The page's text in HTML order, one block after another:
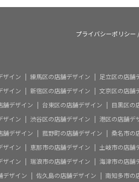
プライバシーポリシー
ザイン 練馬区の店舗デザイン 足立区の店舗
ザイン 新宿区の店舗デザイン 文京区の店舗
舗デザイン 台東区の店舗デザイン 目黒区の
ザイン 渋谷区の店舗デザイン 港区の店舗デ
舗デザイン 菰野町の店舗デザイン 桑名市の
ザイン 恵那市の店舗デザイン 土岐市の店舗
ザイン 瑞浪市の店舗デザイン 海津市の店舗
デザイン 佐久島の店舗デザイン 南知多市の